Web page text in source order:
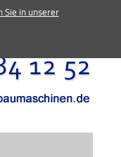
Sie in unserer